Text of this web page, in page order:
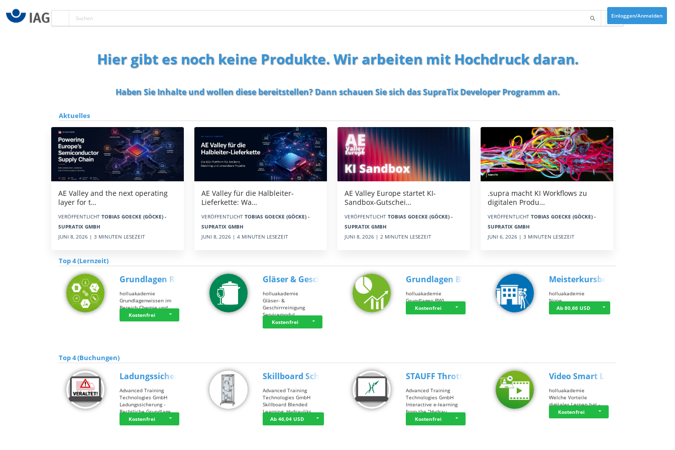
Einloggen/Anmelden
Hier gibt es noch keine Produkte. Wir arbeiten mit Hochdruck daran.
Haben Sie Inhalte und wollen diese bereitstellen? Dann schauen Sie sich dasSupraTix Developer Programman.
Aktuelles
AE Valley and the next operating
layer for t…
VERÖFFENTLICHT TOBIAS GOECKE (GÖCKE) -
SUPRATIX GMBH
JUNI 8, 2026 | 3 MINUTEN LESEZEIT
AE Valley für die Halbleiter-
Lieferkette: Wa…
VERÖFFENTLICHT TOBIAS GOECKE (GÖCKE) -
SUPRATIX GMBH
JUNI 8, 2026 | 4 MINUTEN LESEZEIT
AE Valley Europe startet KI-
Sandbox-Gutschei…
VERÖFFENTLICHT TOBIAS GOECKE (GÖCKE) -
SUPRATIX GMBH
JUNI 8, 2026 | 2 MINUTEN LESEZEIT
.supra macht KI Workflows zu
digitalen Produ…
VERÖFFENTLICHT TOBIAS GOECKE (GÖCKE) -
SUPRATIX GMBH
JUNI 6, 2026 | 3 MINUTEN LESEZEIT
Top 4 (Lernzeit)
Grundlagen Rein…
holluakademie
Grundlagenwissen im
Bereich Chemie und …
Kostenfrei
Gläser & Geschi…
holluakademie
Gläser- &
Geschirrreinigung
Servicemodul
Kostenfrei
Grundlagen BWL
holluakademie
Grundlagen BWL
Kostenfrei
Meisterkursbegl…
holluakademie
None
Ab 80,66 USD
Top 4 (Buchungen)
Ladungssicherung
Advanced Training
Technologies GmbH
Ladungssicherung -
Rechtliche Grundlage…
Kostenfrei
Skillboard Schl…
Advanced Training
Technologies GmbH
Skillboard Blended
Learning: Hydrauliks…
Ab 46,04 USD
STAUFF Throttle…
Advanced Training
Technologies GmbH
Interactive e-learning
from the "Hydrau…
Kostenfrei
Video Smart Lea…
holluakademie
Welche Vorteile
digitales Lernen hat - …
Kostenfrei